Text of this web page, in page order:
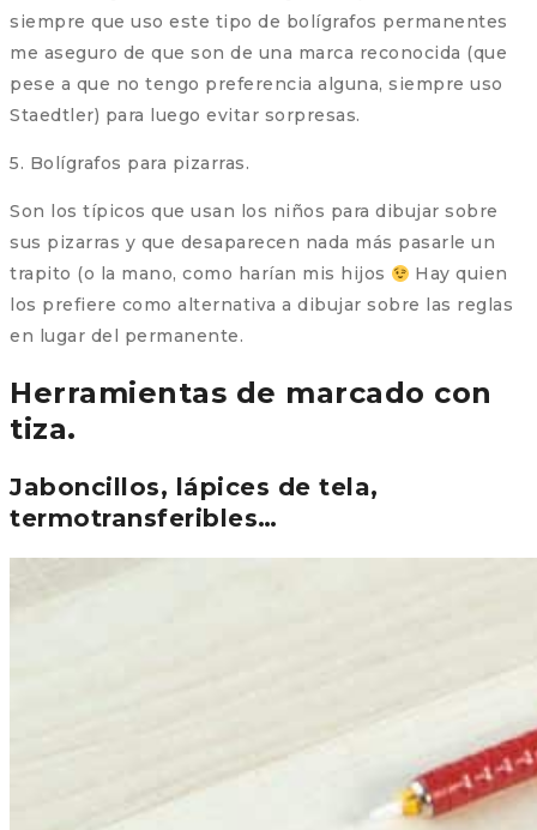
siempre que uso este tipo de bolígrafos permanentes
me aseguro de que son de una marca reconocida (que
pese a que no tengo preferencia alguna, siempre uso
Staedtler) para luego evitar sorpresas.
5. Bolígrafos para pizarras.
Son los típicos que usan los niños para dibujar sobre
sus pizarras y que desaparecen nada más pasarle un
trapito (o la mano, como harían mis hijos
Hay quien
los prefiere como alternativa a dibujar sobre las reglas
en lugar del permanente.
Herramientas de marcado con
tiza.
Jaboncillos, lápices de tela,
termotransferibles…